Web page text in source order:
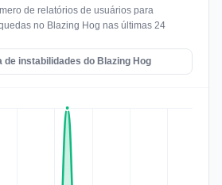
de relatórios de usuários para
no Blazing Hog nas últimas 24
de instabilidades do Blazing Hog